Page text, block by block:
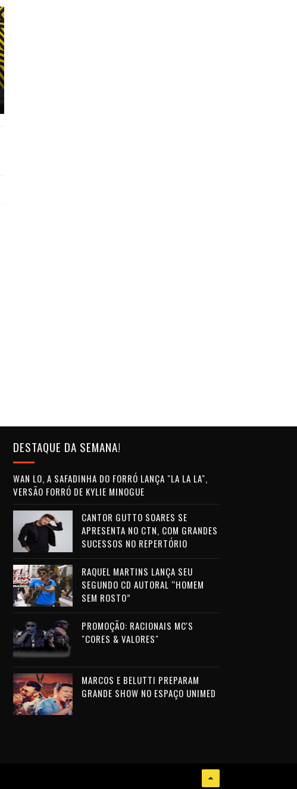
DESTAQUE DA SEMANA!
WAN LO, A SAFADINHA DO FORRÓ LANÇA "LA LA LA",
VERSÃO FORRÓ DE KYLIE MINOGUE
CANTOR GUTTO SOARES SE
APRESENTA NO CTN, COM GRANDES
SUCESSOS NO REPERTÓRIO
RAQUEL MARTINS LANÇA SEU
SEGUNDO CD AUTORAL “HOMEM
SEM ROSTO”
PROMOÇÃO: RACIONAIS MC'S
"CORES & VALORES"
MARCOS E BELUTTI PREPARAM
GRANDE SHOW NO ESPAÇO UNIMED